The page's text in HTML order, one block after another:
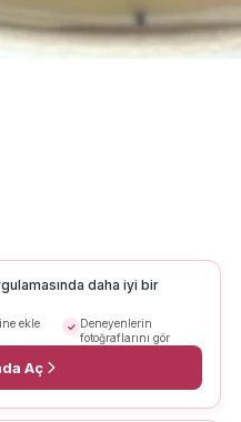
daha iyi bir
ekle
Deneyenlerin
fotoğraflarını gör
Aç